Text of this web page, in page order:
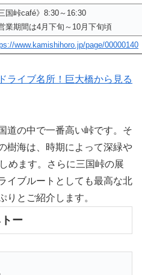
三国峠café》8:30～16:30
業期間は4月下旬～10月下旬頃
www.kamishihoro.jp/page/00000140
ライブ名所！巨大橋から見る
道の中で一番高い峠です。そ
樹海は、時期によって深緑や
めます。さらに三国峠の展
イブルートとしても最高な北
りとご紹介します。
ー